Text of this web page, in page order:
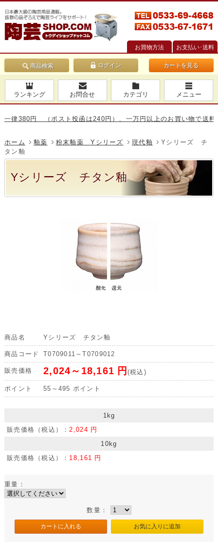
お買物方法 お支払い･送料
商品検索 カートを見る
ランキング お問合せ カテゴリ メニュー
380円 （ポスト投函は240円）、一万円以上のお買い物で送料無
ホーム 釉薬 粉末釉薬 Yシリーズ 現代釉
Yシリーズ チ
タン釉
Yシリーズ チタン釉
商品名 Yシリーズ チタン釉
商品コード T0709011～T0709012
販売価格 2,024～18,161 円 (税込)
ポイント 55～495 ポイント
1kg
販売価格（税込）：2,024 円
10kg
販売価格（税込）： 18,161 円
重量：
数量：